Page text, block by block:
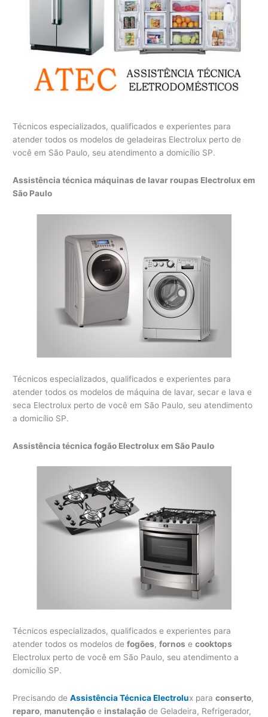
Técnicos especializados, qualificados e experientes para
atender todos os modelos de geladeiras Electrolux perto de
você em São Paulo, seu atendimento a domicílio SP.
Assistência técnica máquinas de lavar roupas Electrolux em
São Paulo
Técnicos especializados, qualificados e experientes para
atender todos os modelos de máquina de lavar, secar e lava e
seca Electrolux perto de você em São Paulo, seu atendimento
a domicílio SP.
Assistência técnica fogão Electrolux em São Paulo
Técnicos especializados, qualificados e experientes para
atender todos os modelos defogões,fornos ecooktops
Electrolux perto de você em São Paulo, seu atendimento a
domicílio SP.
Precisando deAssistência Técnica Electrolux paraconserto,
reparo, manutenção e instalação de Geladeira, Refrigerador,